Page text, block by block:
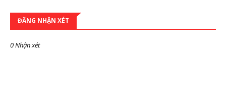
ĐĂNG NHẬN XÉT
0 Nhận xét